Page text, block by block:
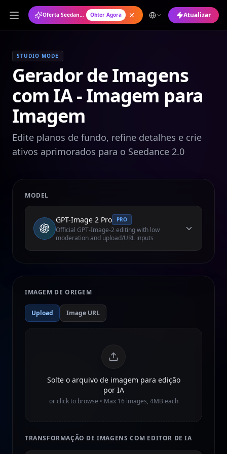
Oferta Seedance 2.0: Plano Anual com 50% de Desconto Obter Agora Atualizar
STUDIO MODE
Gerador de Imagens
com IA - Imagem para
Imagem
Edite planos de fundo, refine detalhes e crie
ativos aprimorados para o Seedance 2.0
MODEL
GPT-Image 2 Pro PRO
Official GPT-Image-2 editing with low
moderation and upload/URL inputs
IMAGEM DE ORIGEM
Upload Image URL
Solte o arquivo de imagem para edição
por IA
or click to browse • Max 16images, 4MB each
TRANSFORMAÇÃO DE IMAGENS COM EDITOR DE IA